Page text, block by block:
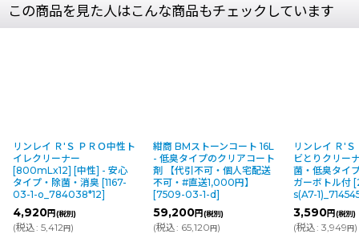
この商品を見た人はこんな商品もチェックしています
リンレイ Ｒ'Ｓ ＰＲＯ中性ト
イレクリーナー
[800mLx12] [中性] - 安心
タイプ・除菌・消臭 [1167-
03-1-o_784038*12]
4,920円(税別)
(税込: 5,412円)
紺商 BMストーンコート 16L
- 低臭タイプのクリアコート
剤 【代引不可・個人宅配送
不可・#直送1,000円】
[7509-03-1-d]
59,200円(税別)
(税込: 65,120円)
リンレイ Ｒ'
ビとりクリー
菌・低臭タイ
ガーボトル付 [
s(A7-
3,590円(税別)
(税込: 3,949円)